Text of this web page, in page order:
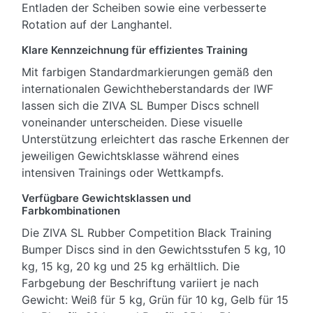
Entladen der Scheiben sowie eine verbesserte
Rotation auf der Langhantel.
Klare Kennzeichnung für effizientes Training
Mit farbigen Standardmarkierungen gemäß den
internationalen Gewichtheberstandards der IWF
lassen sich die ZIVA SL Bumper Discs schnell
voneinander unterscheiden. Diese visuelle
Unterstützung erleichtert das rasche Erkennen der
jeweiligen Gewichtsklasse während eines
intensiven Trainings oder Wettkampfs.
Verfügbare Gewichtsklassen und
Farbkombinationen
Die ZIVA SL Rubber Competition Black Training
Bumper Discs sind in den Gewichtsstufen 5 kg, 10
kg, 15 kg, 20 kg und 25 kg erhältlich. Die
Farbgebung der Beschriftung variiert je nach
Gewicht: Weiß für 5 kg, Grün für 10 kg, Gelb für 15